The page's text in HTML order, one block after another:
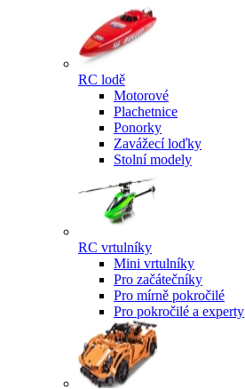
RC lodě
Motorové
Plachetnice
Ponorky
Zavážecí loďky
Stolní modely
RC vrtulníky
Mini vrtulníky
Pro začátečníky
Pro mírně pokročilé
Pro pokročilé a experty